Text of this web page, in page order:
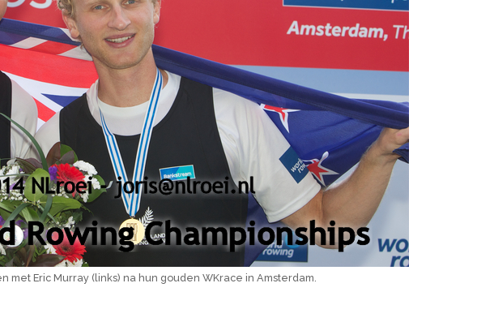
met Eric Murray (links) na hun gouden WKrace in Amsterdam.